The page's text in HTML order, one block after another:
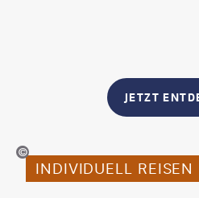
JETZT
- gty
INDIVIDUELL REISEN